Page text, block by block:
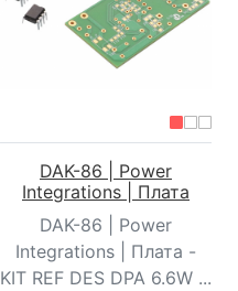
DAK-86 | Power
Integrations | Плата
DAK-86 | Power
Integrations | Плата -
KIT REF DES DPA 6.6W ...